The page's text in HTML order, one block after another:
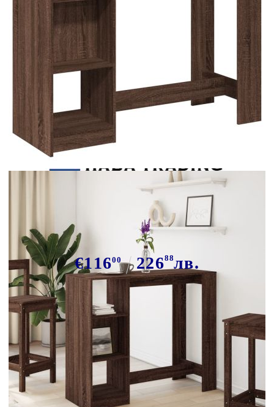
Сподели
Бар маса с рафтове кафяв дъб
124x46x103,5 см инженерно дърво
€11600 22688лв.
В наличност: 11 бр.
Време за доставка: 5 до 9 дни
Безплатна доставка до адрес при плащане по банков път